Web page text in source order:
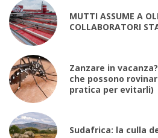
MUTTI ASSUME A
COLLABORATORI
Zanzare in
che possono
pratica per evitarli)
Sudafrica: la culla